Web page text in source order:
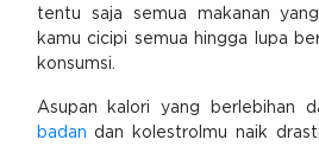
tentu saja semua makanan
kamu cicipi semua hingga lupa
konsumsi.
Asupan kalori yang berlebihan
badan dan kolestrolmu naik